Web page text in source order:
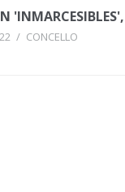
/ CONCELLO